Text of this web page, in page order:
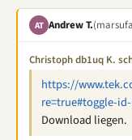
AT Andrew T.
Christoph db1uq K.
https://
re=true#toggle-
Download liegen.